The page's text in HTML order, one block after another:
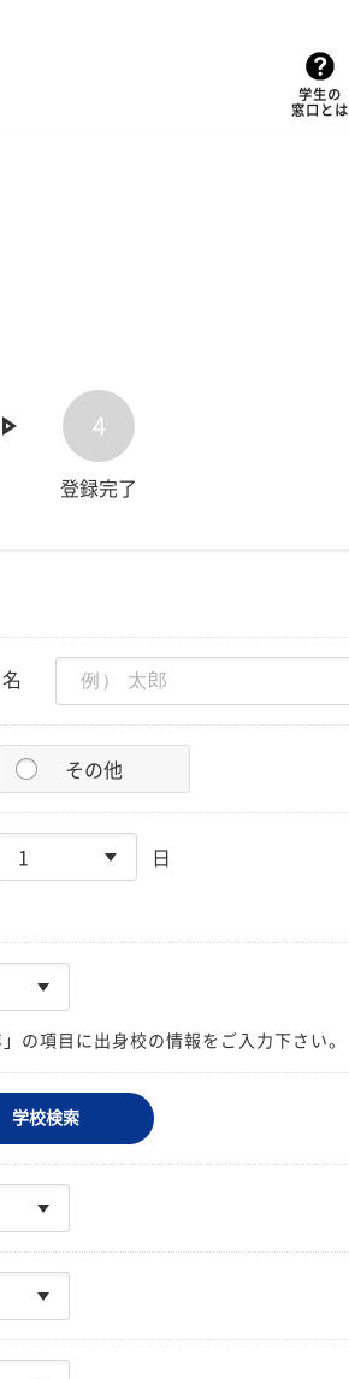
学生の
窓口とは
4
登録完了
名
その他
日
の項目に出身校の情報をご入力下さい。
学校検索